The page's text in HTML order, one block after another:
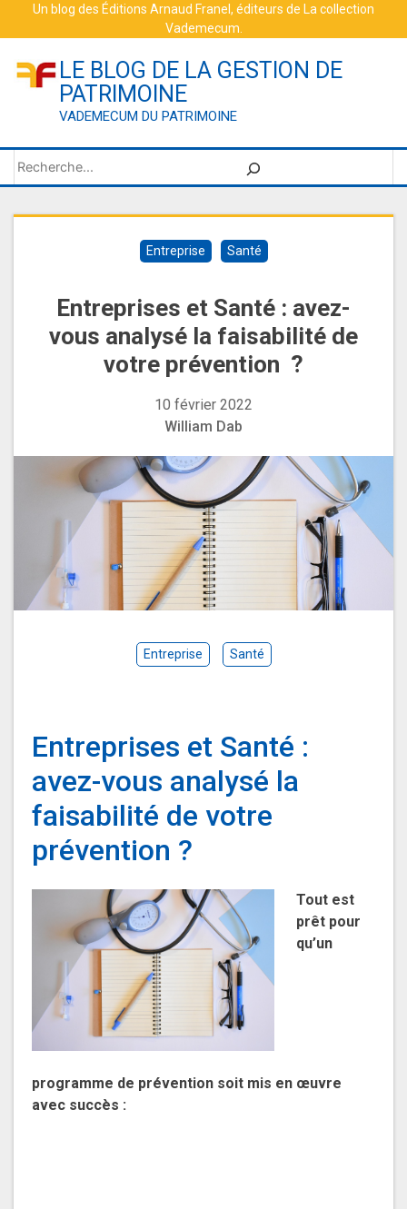
Un blog des Éditions Arnaud Franel , éditeurs de La collection
Vademecum
LE BLOG DE LA GESTION DE
PATRIMOINE
VADEMECUM DU PATRIMOINE
Rechercher
Entreprise Santé
Entreprises et Santé : avez-
vous analysé la faisabilité de
votre prévention ?
10 février 2022
William Dab
Entreprise Santé
Entreprises et Santé :
avez-vous analysé la
faisabilité de votre
prévention ?
Tout est
prêt pour
qu’un
programme de prévention soit mis en œuvre
avec succès :